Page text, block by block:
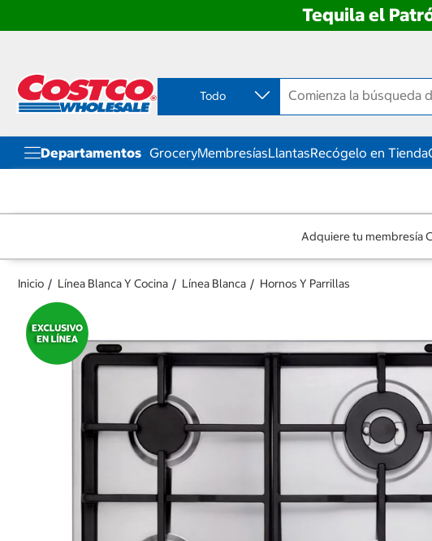
Tequila el
contenido
menú
navegación
Todo
Departamentos GroceryMembresíasLlantasRecógelo en Tienda
Adquiere tu membresía
Inicio Línea Blanca Y Cocina Línea Blanca Hornos Y Parrillas